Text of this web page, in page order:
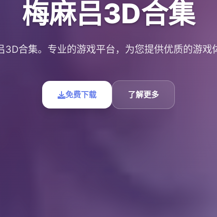
梅麻吕3D合集
3D合集。专业的游戏平台，为您提供优质的游戏
免费下载 了解更多